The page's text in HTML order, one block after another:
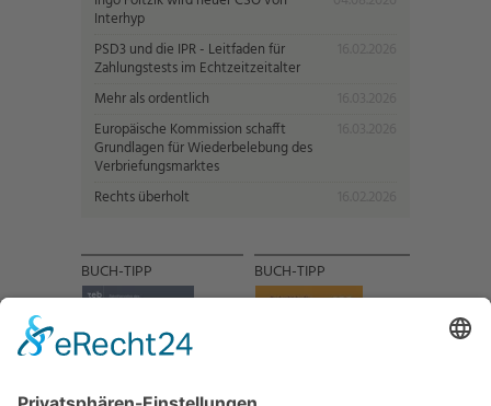
Interhyp
PSD3 und die IPR - Leitfaden für
Zahlungstests im Echtzeitzeitalter
Mehr als ordentlich
Europäische Kommission schafft
Grundlagen für Wiederbelebung des
Verbriefungsmarktes
Rechts überholt
BUCH-TIPP BUCH-TIPP